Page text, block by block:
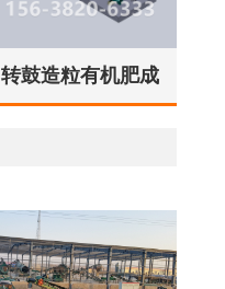
转鼓造粒有机肥成
套设备